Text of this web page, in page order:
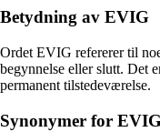
Betydning av EVIG
Ordet EVIG refererer til
begynnelse eller slutt. Det
permanent tilstedeværelse.
Synonymer for